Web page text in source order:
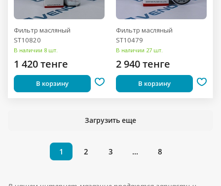
Фильтр масляный
ST10820
В наличии 8 шт.
1 420 тенге
В корзину
Фильтр масляный
ST10479
В наличии 27 шт.
2 940 тенге
В корзину
Загрузить еще
1 2 3 ... 8